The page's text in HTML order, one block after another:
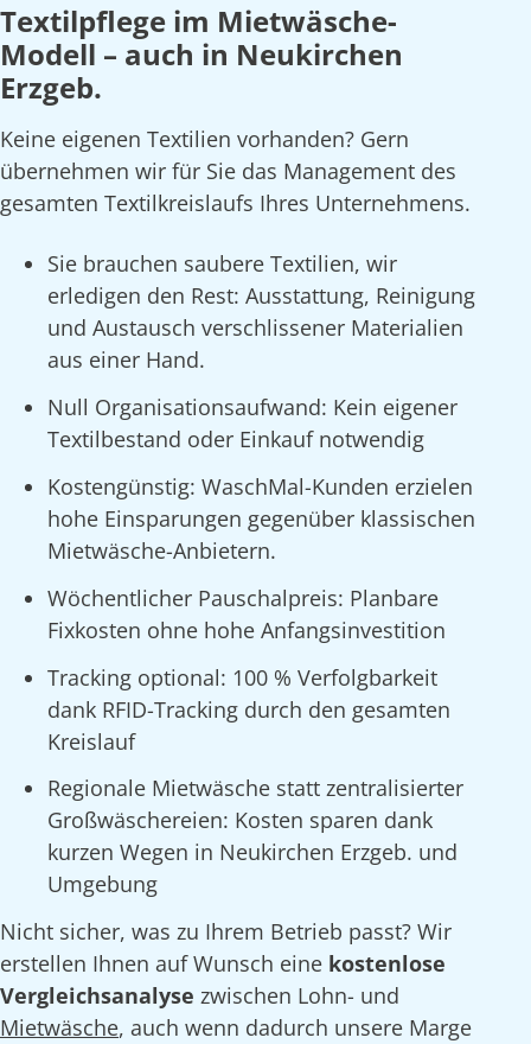
Textilpflege im Mietwäsche-
Modell – auch in Neukirchen
Erzgeb.
Keine eigenen Textilien vorhanden? Gern
übernehmen wir für Sie das Management des
gesamten Textilkreislaufs Ihres Unternehmens.
Sie brauchen saubere Textilien, wir
erledigen den Rest: Ausstattung, Reinigung
und Austausch verschlissener Materialien
aus einer Hand.
Null Organisationsaufwand: Kein eigener
Textilbestand oder Einkauf notwendig
Kostengünstig: WaschMal-Kunden erzielen
hohe Einsparungen gegenüber klassischen
Mietwäsche-Anbietern.
Wöchentlicher Pauschalpreis: Planbare
Fixkosten ohne hohe Anfangsinvestition
Tracking optional: 100 % Verfolgbarkeit
dank RFID-Tracking durch den gesamten
Kreislauf
Regionale Mietwäsche statt zentralisierter
Großwäschereien: Kosten sparen dank
kurzen Wegen in Neukirchen Erzgeb. und
Umgebung
Nicht sicher, was zu Ihrem Betrieb passt? Wir
erstellen Ihnen auf Wunsch eine kostenlose
Vergleichsanalyse zwischen Lohn- und
Mietwäsche, auch wenn dadurch unsere Marge